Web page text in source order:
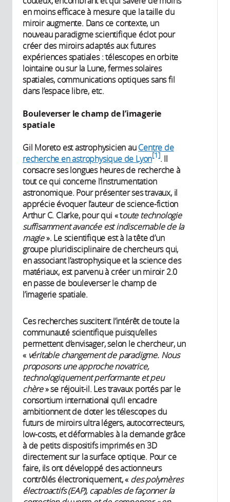
en moins efficace à mesure que la taille du
miroir augmente. Dans ce contexte, un
nouveau paradigme scientifique éclot pour
créer des miroirs adaptés aux futures
expériences spatiales : télescopes en orbite
lointaine ou sur la Lune, fermes solaires
spatiales, communications optiques sans fil
dans l’espace libre, etc.
Bouleverser le champ de l’imagerie
spatiale
Gil Moreto est astrophysicien auCentre de
recherche en astrophysique de Lyon 1 . Il
consacre ses longues heures de recherche à
tout ce qui concerne l’instrumentation
astronomique. Pour présenter ses travaux, il
apprécie évoquer l’auteur de science-fiction
Arthur C. Clarke, pour qui « toute technologie
suffisamment avancée est indiscernable de la
magie». Le scientifique est à la tête d’un
groupe pluridisciplinaire de chercheurs qui,
en associant l’astrophysique et la science des
matériaux, est parvenu à créer un miroir 2.0
en passe de bouleverser le champ de
l’imagerie spatiale.
Ces recherches suscitent l’intérêt de toute la
communauté scientifique puisqu’elles
permettent d’envisager, selon le chercheur, un
« véritable changement de paradigme. Nous
proposons une approche novatrice,
technologiquement performante et peu
chère» se réjouit-il. Les travaux portés par le
consortium international qu’il encadre
ambitionnent de doter les télescopes du
futurs de miroirs ultra légers, autocorrecteurs,
low-costs, et déformables à la demande grâce
à de petits dispositifs imprimés en 3D
directement sur la surface optique. Pour ce
faire, ils ont développé des actionneurs
contrôlés électroniquement, « des polymères
électroactifs (EAP), capables de façonner la